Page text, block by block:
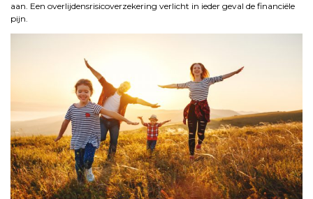
aan. Een overlijdensrisicoverzekering verlicht in ieder geval de financiële
pijn.